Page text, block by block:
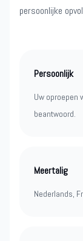
persoonlijke
Persoonlijk
Uw oproepen
beantwoord.
Meertalig
Nederlands,